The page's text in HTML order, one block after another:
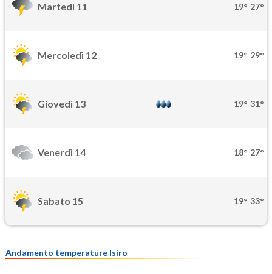
Martedì 11 19° 27°
Mercoledì 12 19° 29°
Giovedì 13 19° 31°
Venerdì 14 18° 27°
Sabato 15 19° 33°
Andamento temperature Isiro